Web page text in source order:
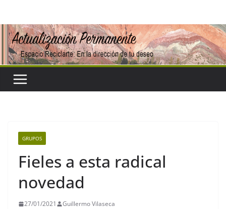
contenido
GRUPOS
Fieles a esta radical
novedad
27/01/2021 Guillermo Vilaseca